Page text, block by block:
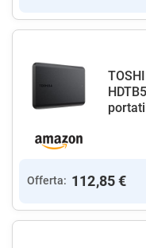
Offerta: 112,85 €